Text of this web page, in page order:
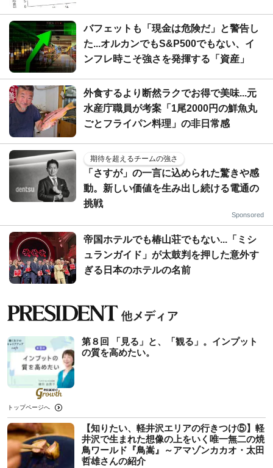
バフェットも「現金は危険だ」と警告し
た...オルカンでもS&P500でもない、イ
ンフレ時こそ強さを発揮する「資産」
外食するより断然ラクでお得で美味...元
水産庁職員が考案「1尾2000円の鮮魚丸
ごとフライパン料理」の非日常感
期待を超えるチームの強さ
「さすが」の一言に込められた驚きや感
動。新しい価値を生み出し続ける電通の
挑戦
Sponsored
帝国ホテルでも椿山荘でもない...「ミシ
ュランガイド」が太鼓判を押した意外す
ぎる日本のホテルの名前
第８回 「見る」と、「観る」。インプット
の質を高めたい。
トップページへ
【知りたい、軽井沢エリアの行きつけ⑤】軽
井沢で生まれた想像の上をいく唯一無二の焼
鳥ワールド『鳥嵩』～アマゾンカカオ・太田
哲雄さんの紹介